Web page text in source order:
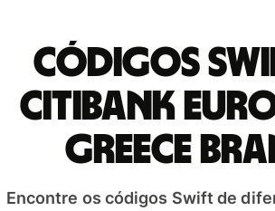
Códigos
CITIBANK
GREECE
Encontre os códigos Swift de